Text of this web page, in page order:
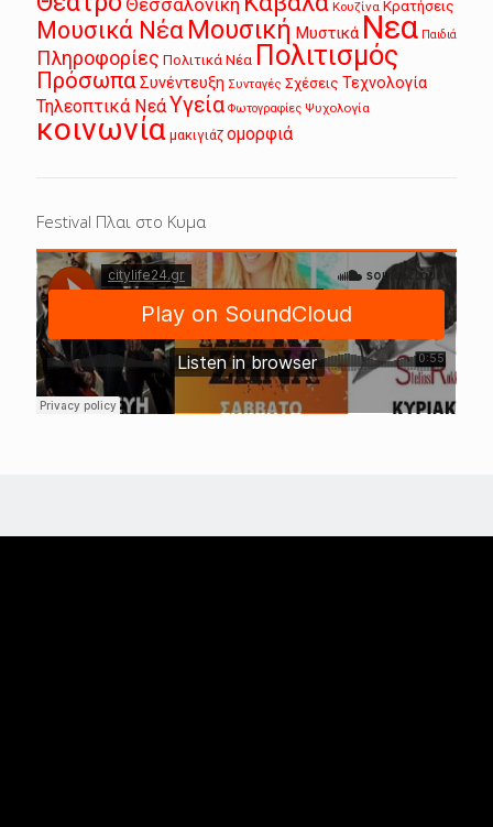
Κουζίνα Κρατήσεις
Μουσικά Νέα Μουσική Μυστικά Νεα Παιδιά
Πληροφορίες Πολιτικά Νέα Πολιτισμός
ΠρόσωπαΣυνέντευξη Συνταγές Σχέσεις Τεχνολογία
Τηλεοπτικά ΝεάΥγεία Φωτογραφίες Ψυχολογία
κοινωνία μακιγιάζ ομορφιά
Festival Πλαι στο Κυμα